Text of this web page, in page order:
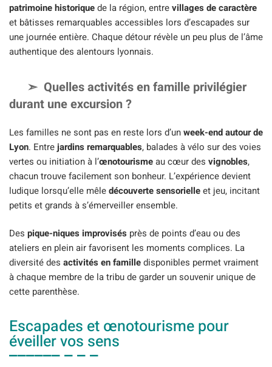
patrimoine historiquede la région, entrevillages de caractère
et bâtisses remarquables accessibles lors d’escapades sur
une journée entière. Chaque détour révèle un peu plus de l’âme
authentique des alentours lyonnais.
Quelles activités en famille privilégier
durant une excursion ?
Les familles ne sont pas en reste lors d’unweek-end autour de
Lyon. Entrejardins remarquables, balades à vélo sur des voies
vertes ou initiation à l’œnotourismeau cœur des vignobles,
chacun trouve facilement son bonheur. L’expérience devient
ludique lorsqu’elle mêledécouverte sensorielleet jeu, incitant
petits et grands à s’émerveiller ensemble.
Des pique-niques improvisés près de points d’eau ou des
ateliers en plein air favorisent les moments complices. La
diversité des activités en familledisponibles permet vraiment
à chaque membre de la tribu de garder un souvenir unique de
cette parenthèse.
Escapades et œnotourisme pour
éveiller vos sens